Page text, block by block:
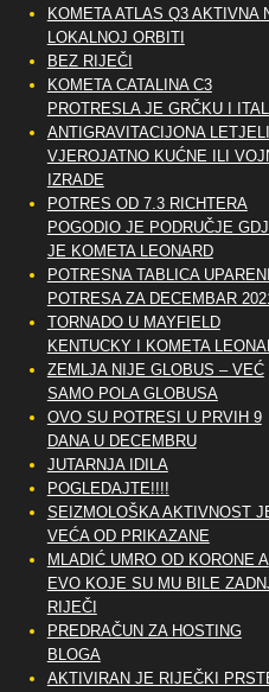
KOMETA ATLAS Q3 AKTIVNA
LOKALNOJ ORBITI
BEZ RIJEČI
KOMETA CATALINA C3
PROTRESLA JE GRČKU I
ANTIGRAVITACIJONA
VJEROJATNO KUĆNE ILI
IZRADE
POTRES OD 7.3 RICHTERA
POGODIO JE PODRUČJE
JE KOMETA LEONARD
POTRESNA TABLICA
POTRESA ZA DECEMBAR
TORNADO U MAYFIELD
KENTUCKY I KOMETA
ZEMLJA NIJE GLOBUS – VEĆ
SAMO POLA GLOBUSA
OVO SU POTRESI U PRVIH 9
DANA U DECEMBRU
JUTARNJA IDILA
POGLEDAJTE!!!!
SEIZMOLOŠKA AKTIVNOST
VEĆA OD PRIKAZANE
MLADIĆ UMRO OD KORONE A
EVO KOJE SU MU BILE
RIJEČI
PREDRAČUN ZA HOSTING
BLOGA
AKTIVIRAN JE RIJEČKI